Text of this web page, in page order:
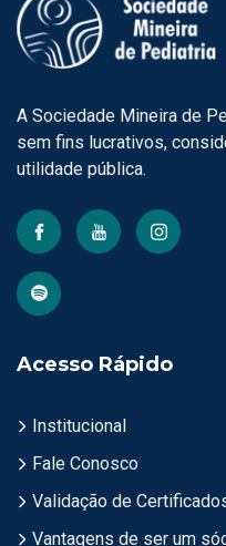
A Sociedade Mineira de
sem fins lucrativos,
utilidade pública.
Acesso Rápido
Institucional
Fale Conosco
Validação de
Vantagens de ser um